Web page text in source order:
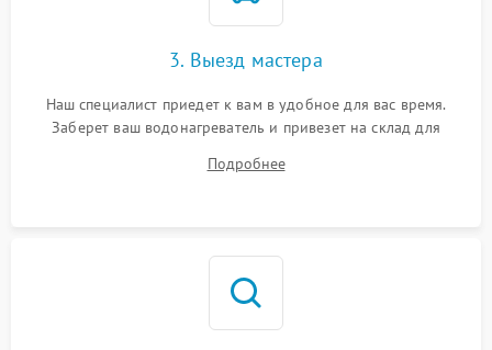
3. Выезд мастера
Наш специалист приедет к вам в удобное для вас время.
Заберет ваш водонагреватель и привезет на склад для
Подробнее